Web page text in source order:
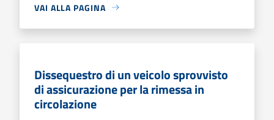
VAI ALLA PAGINA
Dissequestro di un veicolo sprovvisto
di assicurazione per la rimessa in
circolazione